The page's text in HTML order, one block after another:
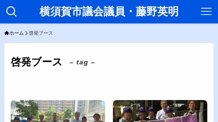
横須賀市議会議員・藤野英明
ホーム 啓発ブース
啓発ブース – tag –